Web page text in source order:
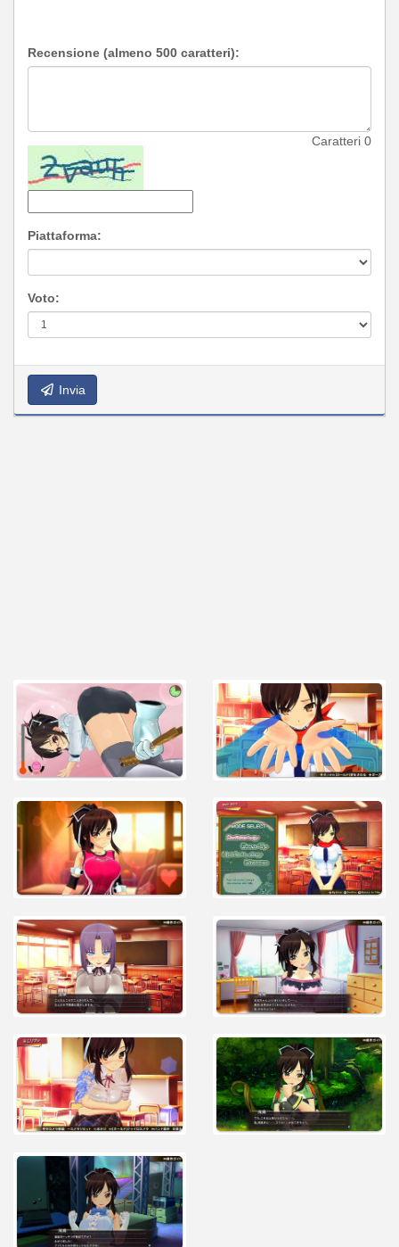
Recensione (almeno 500 caratteri):
Caratteri 0
Piattaforma:
Voto:
Invia